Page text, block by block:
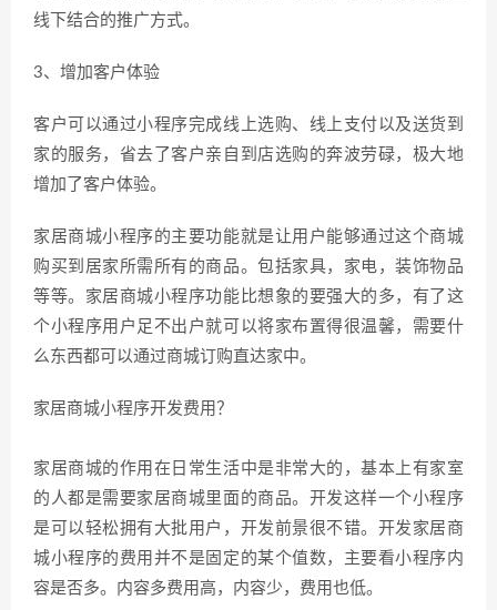
线下结合的推广方式。
3、增加客户体验
客户可以通过小程序完成线上选购、线上支付以及送货到
家的服务，省去了客户亲自到店选购的奔波劳碌，极大地
增加了客户体验。
家居商城小程序的主要功能就是让用户能够通过这个商城
购买到居家所需所有的商品。包括家具，家电，装饰物品
等等。家居商城小程序功能比想象的要强大的多，有了这
个小程序用户足不出户就可以将家布置得很温馨，需要什
么东西都可以通过商城订购直达家中。
家居商城小程序开发费用？
家居商城的作用在日常生活中是非常大的，基本上有家室
的人都是需要家居商城里面的商品。开发这样一个小程序
是可以轻松拥有大批用户，开发前景很不错。开发家居商
城小程序的费用并不是固定的某个值数，主要看小程序内
容是否多。内容多费用高，内容少，费用也低。